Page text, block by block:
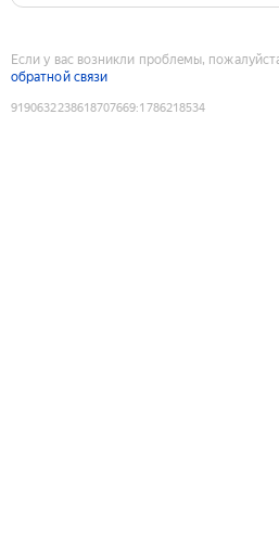
Если у вас возникли проблемы,
обратной связи
9190632238618707669:1786218534